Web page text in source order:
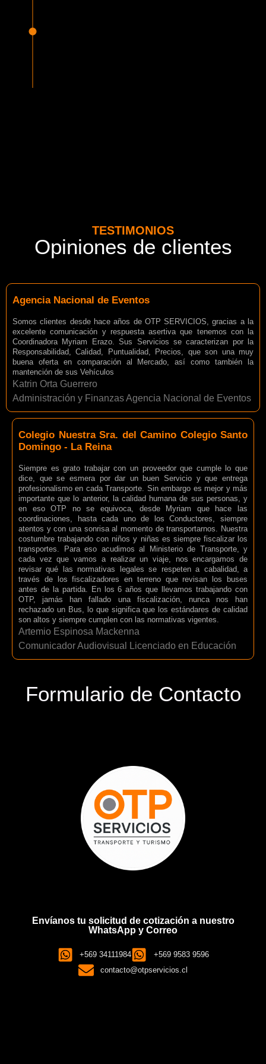
TESTIMONIOS
Opiniones de clientes
Agencia Nacional de Eventos
Somos clientes desde hace años de OTP SERVICIOS, gracias a la
excelente comunicación y respuesta asertiva que tenemos con la
Coordinadora Myriam Erazo. Sus Servicios se caracterizan por la
Responsabilidad, Calidad, Puntualidad, Precios, que son una muy
buena oferta en comparación al Mercado, así como también la
mantención de sus Vehículos
Katrin Orta Guerrero
Administración y Finanzas Agencia Nacional de Eventos
Colegio Nuestra Sra. del Camino Colegio Santo
Domingo - La Reina
Siempre es grato trabajar con un proveedor que cumple lo que
dice, que se esmera por dar un buen Servicio y que entrega
profesionalismo en cada Transporte. Sin embargo es mejor y más
importante que lo anterior, la calidad humana de sus personas, y
en eso OTP no se equivoca, desde Myriam que hace las
coordinaciones, hasta cada uno de los Conductores, siempre
atentos y con una sonrisa al momento de transportarnos. Nuestra
costumbre trabajando con niños y niñas es siempre fiscalizar los
transportes. Para eso acudimos al Ministerio de Transporte, y
cada vez que vamos a realizar un viaje, nos encargamos de
revisar qué las normativas legales se respeten a cabalidad, a
través de los fiscalizadores en terreno que revisan los buses
antes de la partida. En los 6 años que llevamos trabajando con
OTP, jamás han fallado una fiscalización, nunca nos han
rechazado un Bus, lo que significa que los estándares de calidad
son altos y siempre cumplen con las normativas vigentes.
Artemio Espinosa Mackenna
Comunicador Audiovisual Licenciado en Educación
Formulario de Contacto
Envíanos tu solicitud de cotización a nuestro
WhatsApp y Correo
+569 34111984
+569 9583 9596
contacto@otpservicios.cl